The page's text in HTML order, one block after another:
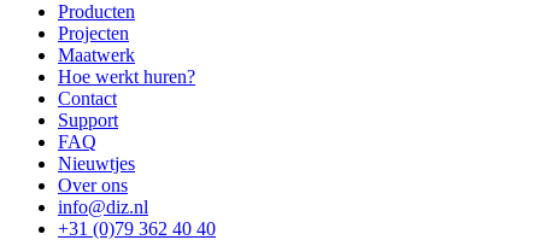
Producten
Projecten
Maatwerk
Hoe werkt huren?
Contact
Support
FAQ
Nieuwtjes
Over ons
info@diz.nl
+31 (0)79 362 40 40